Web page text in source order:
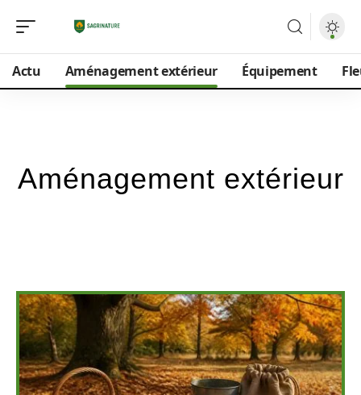
Actu Aménagement extérieur Équipement
Aménagement extérieur